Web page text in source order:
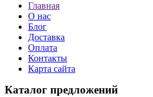
Главная
О нас
Блог
Доставка
Оплата
Контакты
Карта сайта
Каталог предложений